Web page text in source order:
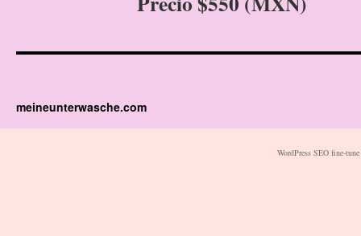
meineunterwasche.com
WordPress SEO fine-